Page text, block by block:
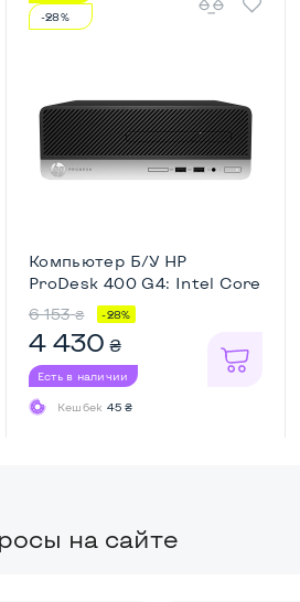
-28%
Компьютер Б/У HP
ProDesk 400 G4: Intel Core
...
6 153 ₴ -28%
4 430 ₴
Есть в наличии
Кешбек 45 ₴
на сайте